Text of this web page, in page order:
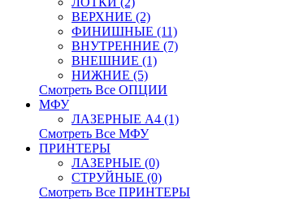
ВЕРХНИЕ (2)
ФИНИШНЫЕ (11)
ВНУТРЕННИЕ (7)
ВНЕШНИЕ (1)
НИЖНИЕ (5)
Смотреть Все ОПЦИИ
МФУ
ЛАЗЕРНЫЕ A4 (1)
Смотреть Все МФУ
ПРИНТЕРЫ
ЛАЗЕРНЫЕ (0)
СТРУЙНЫЕ (0)
Смотреть Все ПРИНТЕРЫ